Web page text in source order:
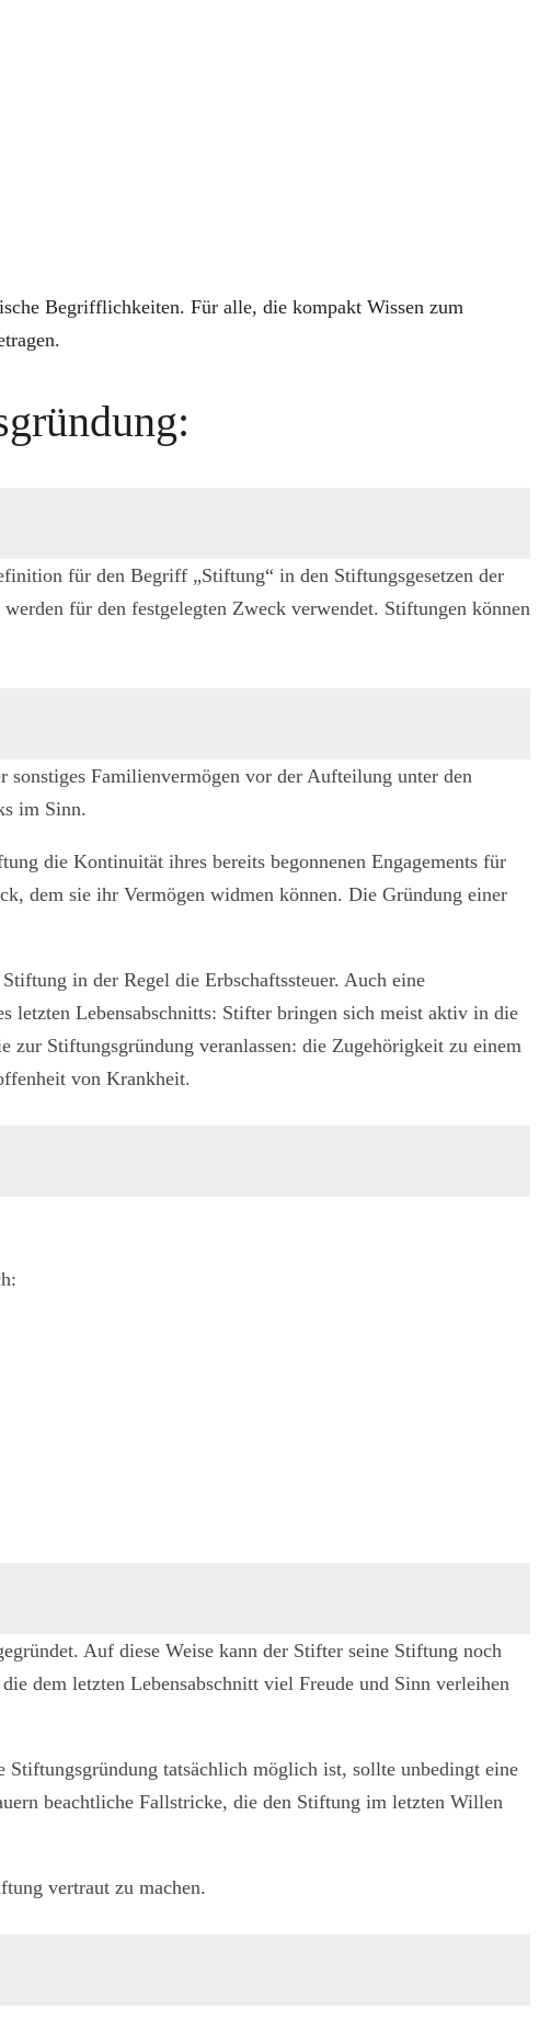
Begrifflichkeiten. Für alle, die kompakt Wissen zum
für den Begriff „Stiftung“ in den Stiftungsgesetzen der
für den festgelegten Zweck verwendet. Stiftungen können
Familienvermögen vor der Aufteilung unter den
im Sinn.
die Kontinuität ihres bereits begonnenen Engagements für
dem sie ihr Vermögen widmen können. Die Gründung einer
in der Regel die Erbschaftssteuer. Auch eine
letzten Lebensabschnitts: Stifter bringen sich meist aktiv in die
Stiftungsgründung veranlassen: die Zugehörigkeit zu einem
von Krankheit.
Auf diese Weise kann der Stifter seine Stiftung noch
dem letzten Lebensabschnitt viel Freude und Sinn verleihen
Stiftungsgründung tatsächlich möglich ist, sollte unbedingt eine
beachtliche Fallstricke, die den Stiftung im letzten Willen
vertraut zu machen.